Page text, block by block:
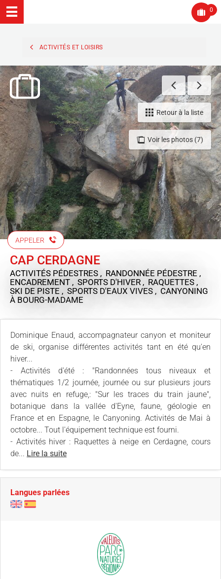
0
ACTIVITÉS ET LOISIRS
Voir les photos (7)
Retour à la liste
APPELER
CAP CERDAGNE
ACTIVITÉS PÉDESTRES , RANDONNÉE PÉDESTRE ,
ENCADREMENT , SPORTS D'HIVER , RAQUETTES ,
SKI DE PISTE , SPORTS D'EAUX VIVES , CANYONING
À BOURG-MADAME
Dominique Enaud, accompagnateur canyon et moniteur
de ski, organise différentes activités tant en été qu'en
hiver...
- Activités d'été : "Randonnées tous niveaux et
thématiques 1/2 journée, journée ou sur plusieurs jours
avec nuits en refuge,: "Sur les traces du train jaune",
botanique dans la vallée d'Eyne, faune, géologie en
France et en Espagne, le Canyoning. Activités de Mai à
octobre... Tout l'équipement technique est fourni.
- Activités hiver : Raquettes à neige en Cerdagne, cours
de... Lire la suite
Langues parlées